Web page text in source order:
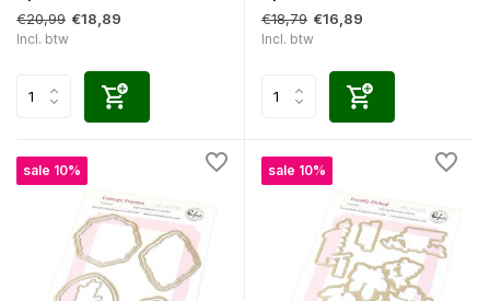
€20,99 €18,89
Incl. btw
€18,79 €16,89
Incl. btw
sale 10% sale 10%